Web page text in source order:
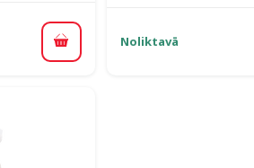
Pievienot grozam
Noliktavā